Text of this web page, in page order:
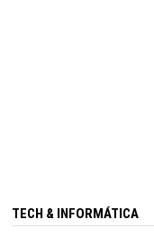
TECH & INFORMÁTICA